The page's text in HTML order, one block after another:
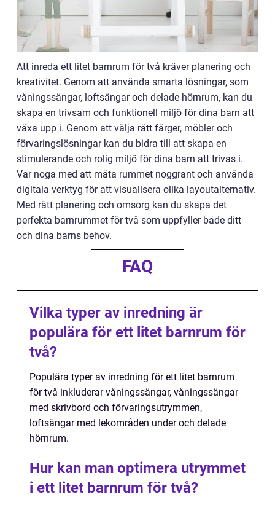
Att inreda ett litet barnrum för två kräver planering och
kreativitet. Genom att använda smarta lösningar, som
våningssängar, loftsängar och delade hörnrum, kan du
skapa en trivsam och funktionell miljö för dina barn att
växa upp i. Genom att välja rätt färger, möbler och
förvaringslösningar kan du bidra till att skapa en
stimulerande och rolig miljö för dina barn att trivas i.
Var noga med att mäta rummet noggrant och använda
digitala verktyg för att visualisera olika layoutalternativ.
Med rätt planering och omsorg kan du skapa det
perfekta barnrummet för två som uppfyller både ditt
och dina barns behov.
FAQ
Vilka typer av inredning är
populära för ett litet barnrum för
två?
Populära typer av inredning för ett litet barnrum
för två inkluderar våningssängar, våningssängar
med skrivbord och förvaringsutrymmen,
loftsängar med lekområden under och delade
hörnrum.
Hur kan man optimera utrymmet
i ett litet barnrum för två?